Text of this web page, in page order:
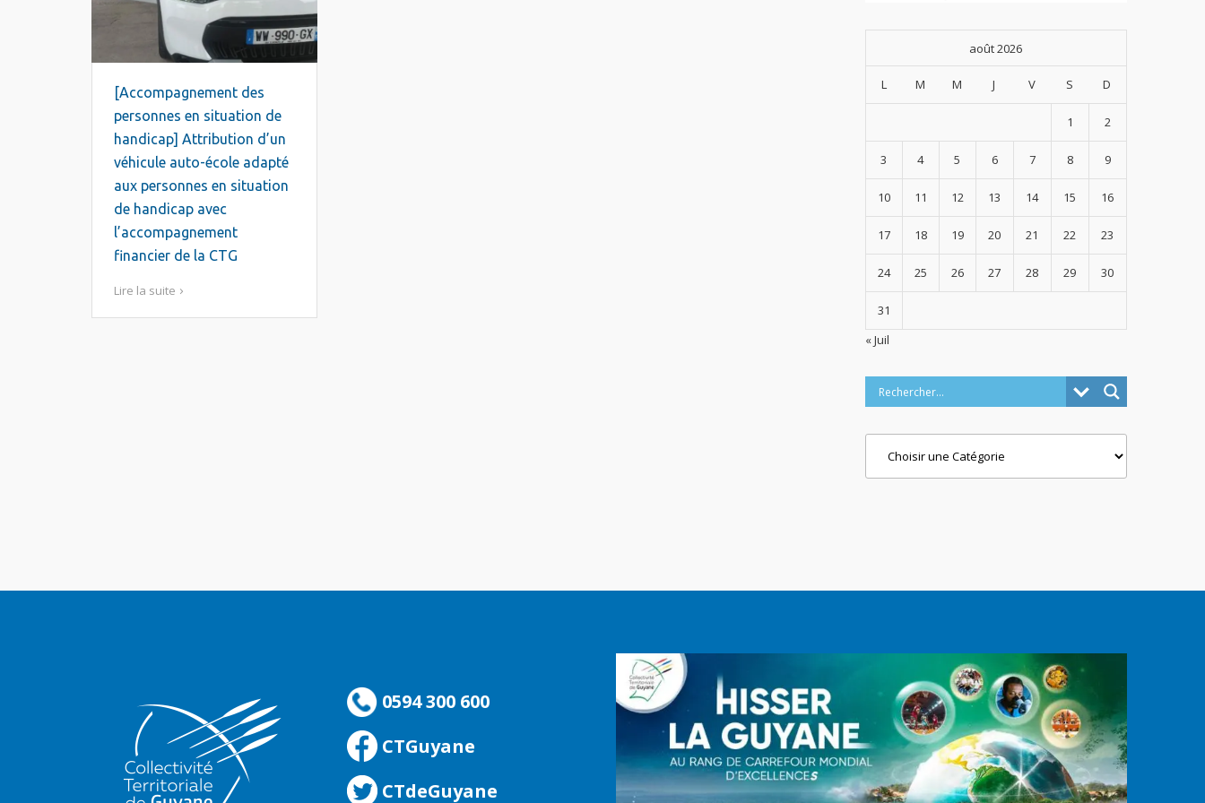
[Accompagnement des
personnes en situation de
handicap] Attribution d’un
véhicule auto-école adapté
aux personnes en situation
de handicap avec
l’accompagnement
financier de la CTG
Lire la suite
août 2026
L M M J V S D
1 2
3 4 5 6 7 8 9
10 11 12 13 14 15 16
17 18 19 20 21 22 23
24 25 26 27 28 29 30
31
« Juil
0594 300 600
CTGuyane
CTdeGuyane